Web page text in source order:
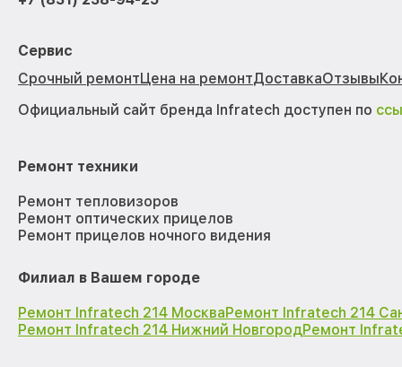
Сервис
Срочный ремонтЦена на ремонтДоставкаОтзывы
Официальный сайт бренда Infratech доступен по
Ремонт техники
Ремонт тепловизоров
Ремонт оптических прицелов
Ремонт прицелов ночного видения
Филиал в Вашем городе
Ремонт Infratech 214 МоскваРемонт Infratech 214
Ремонт Infratech 214 Нижний НовгородРемонт